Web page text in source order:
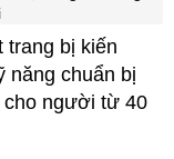
trang bị kiến
năng chuẩn bị
cho người từ 40